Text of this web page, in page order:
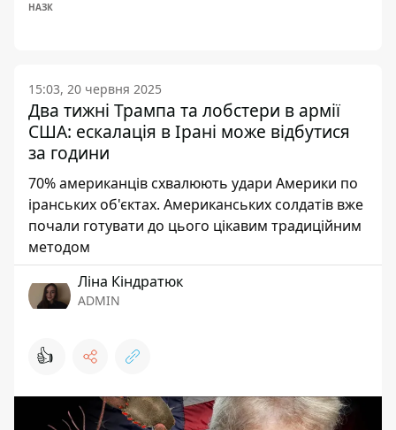
НАЗК
15:03, 20 червня 2025
Два тижні Трампа та лобстери в армії
США: ескалація в Ірані може відбутися
за години
70% американців схвалюють удари Америки по
іранських об'єктах. Американських солдатів вже
почали готувати до цього цікавим традиційним
методом
Ліна Кіндратюк
ADMIN
👍